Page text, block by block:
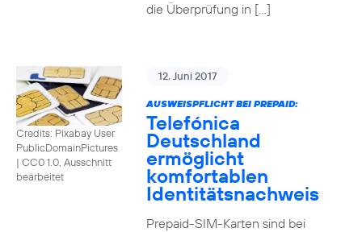
die Überprüfung in […]
Credits: Pixabay User
PublicDomainPictures
| CC0 1.0, Ausschnitt
bearbeitet
12. Juni 2017
AUSWEISPFLICHT BEI PREPAID:
Telefónica
Deutschland
ermöglicht
komfortablen
Identitätsnachweis
Prepaid-SIM-Karten sind bei